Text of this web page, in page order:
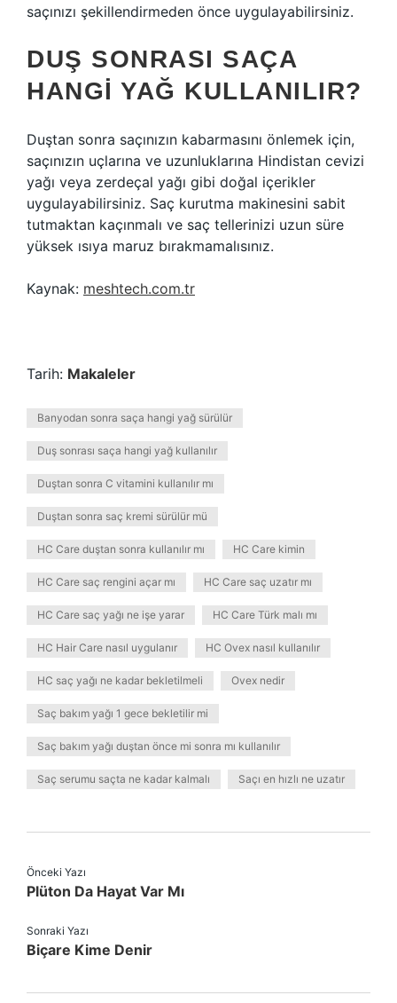
saçınızı şekillendirmeden önce uygulayabilirsiniz.
DUŞ SONRASI SAÇA
HANGI YAĞ KULLANILIR?
Duştan sonra saçınızın kabarmasını önlemek için,
saçınızın uçlarına ve uzunluklarına Hindistan cevizi
yağı veya zerdeçal yağı gibi doğal içerikler
uygulayabilirsiniz. Saç kurutma makinesini sabit
tutmaktan kaçınmalı ve saç tellerinizi uzun süre
yüksek ısıya maruz bırakmamalısınız.
Kaynak: meshtech.com.tr
Tarih: Makaleler
Banyodan sonra saça hangi yağ sürülür
Duş sonrası saça hangi yağ kullanılır
Duştan sonra C vitamini kullanılır mı
Duştan sonra saç kremi sürülür mü
HC Care duştan sonra kullanılır mı HC Care kimin
HC Care saç rengini açar mı HC Care saç uzatır mı
HC Care saç yağı ne işe yarar HC Care Türk malı mı
HC Hair Care nasıl uygulanır HC Ovex nasıl kullanılır
HC saç yağı ne kadar bekletilmeli Ovex nedir
Saç bakım yağı 1 gece bekletilir mi
Saç bakım yağı duştan önce mi sonra mı kullanılır
Saç serumu saçta ne kadar kalmalı Saçı en hızlı ne uzatır
Önceki Yazı
Plüton Da Hayat Var Mı
Sonraki Yazı
Biçare Kime Denir